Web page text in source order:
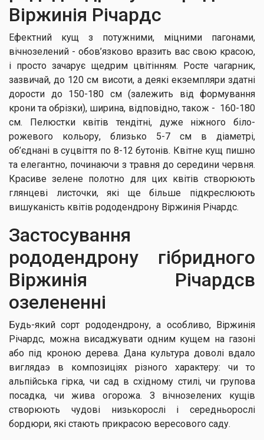
Віржинія Річардс
Ефектний кущ з потужними, міцними пагонами,
вічнозелений - обов’язково вразить вас свою красою,
і просто зачарує щедрим цвітінням. Росте чагарник,
зазвичай, до 120 см висоти, а деякі екземпляри здатні
дорости до 150-180 см (залежить від формування
крони та обрізки), ширина, відповідно, також - 160-180
см. Пелюстки квітів тендітні, дуже ніжного біло-
рожевого кольору, близько 5-7 см в діаметрі,
об’єднані в суцвіття по 8-12 бутонів. Квітне кущ пишно
та елегантно, починаючи з травня до середини червня.
Красиве зелене полотно для цих квітів створюють
глянцеві листочки, які ще більше підкреслюють
вишуканість квітів рододендрону Віржинія Річардс.
Застосування
рододендрону гібридного
Віржинія Річардсв
озелененні
Будь-який сорт рододендрону, а особливо, Віржинія
Річардс, можна висаджувати одним кущем на газоні
або під кроною дерева. Дана культура доволі вдало
виглядаэ в композиціях різного характеру: чи то
альпійська гірка, чи сад в східному стилі, чи групова
посадка, чи жива огорожа. З вічнозелених кущів
створюють чудові низькорослі і середньорослі
бордюри, які стають прикрасою вересового саду.